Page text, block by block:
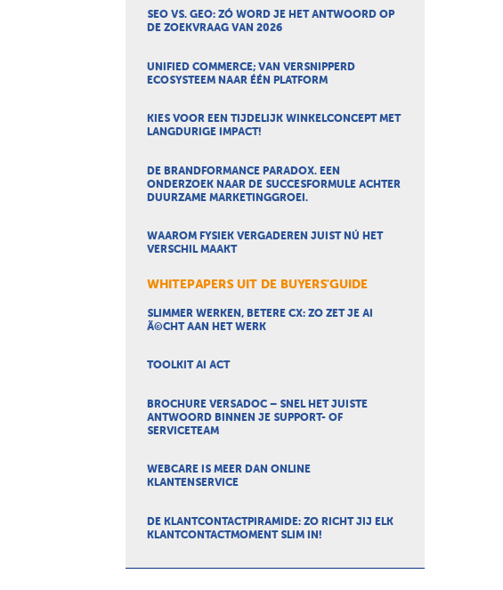
SEO VS. GEO: ZÓ WORD JE HET ANTWOORD OP
DE ZOEKVRAAG VAN 2026
UNIFIED COMMERCE; VAN VERSNIPPERD
ECOSYSTEEM NAAR ÉÉN PLATFORM
KIES VOOR EEN TIJDELIJK WINKELCONCEPT MET
LANGDURIGE IMPACT!
DE BRANDFORMANCE PARADOX. EEN
ONDERZOEK NAAR DE SUCCESFORMULE ACHTER
DUURZAME MARKETINGGROEI.
WAAROM FYSIEK VERGADEREN JUIST NÚ HET
VERSCHIL MAAKT
WHITEPAPERS UIT DE BUYERS'GUIDE
SLIMMER WERKEN, BETERE CX: ZO ZET JE AI
Ã©CHT AAN HET WERK
TOOLKIT AI ACT
BROCHURE VERSADOC – SNEL HET JUISTE
ANTWOORD BINNEN JE SUPPORT- OF
SERVICETEAM
WEBCARE IS MEER DAN ONLINE
KLANTENSERVICE
DE KLANTCONTACTPIRAMIDE: ZO RICHT JIJ ELK
KLANTCONTACTMOMENT SLIM IN!